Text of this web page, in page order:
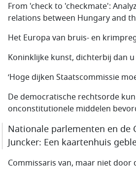
From 'check to 'checkmate':
relations between Hungary and
Het Europa van bruis- en
Koninklijke kunst, dichterbij dan
‘Hoge dijken Staatscommissie
De democratische rechtsorde
onconstitutionele middelen
Nationale parlementen en de
Juncker: Een kaartenhuis
Commissaris van, maar niet door